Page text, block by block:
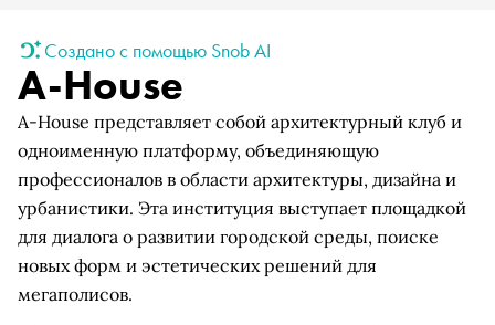
Создано с помощью Snob AI
A-House
A-House представляет собой архитектурный клуб и
одноименную платформу, объединяющую
профессионалов в области архитектуры, дизайна и
урбанистики. Эта институция выступает площадкой
для диалога о развитии городской среды, поиске
новых форм и эстетических решений для
мегаполисов.